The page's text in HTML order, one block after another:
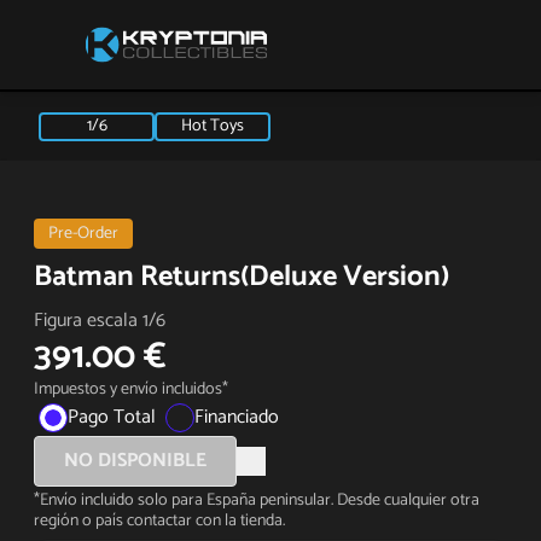
1/6 Hot Toys
Pre-Order
Batman Returns(Deluxe Version)
Figura escala 1/6
391.00 €
Impuestos y envío incluidos*
Pago Total
Financiado
NO DISPONIBLE
*Envío incluido solo para España peninsular. Desde cualquier otra
región o país contactar con la tienda.